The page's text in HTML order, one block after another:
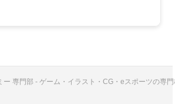
ー 専門部 - ゲーム・イラスト・CG・eスポーツの専